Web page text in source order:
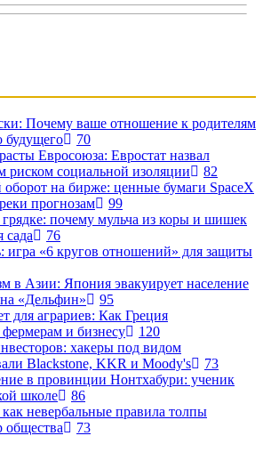
Почему ваше отношение к родителям
будущего
70
Евросоюза: Евростат назвал
риском социальной изоляции
82
на бирже: ценные бумаги SpaceX
прогнозам
99
почему мульча из коры и шишек
76
игра «6 кругов отношений» для защиты
в Азии: Япония эвакуирует население
«Дельфин»
95
для аграриев: Как Греция
и бизнесу
120
хакеры под видом
Blackstone, KKR и Moody's
73
в провинции Нонтхабури: ученик
школе
86
невербальные правила толпы
общества
73